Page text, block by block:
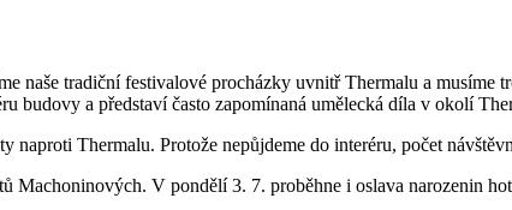
naše tradiční festivalové procházky uvnitř Thermalu a musíme
budovy a představí často zapomínaná umělecká díla v okolí
naproti Thermalu. Protože nepůjdeme do interéru, počet
Machoninových. V pondělí 3. 7. proběhne i oslava narozenin